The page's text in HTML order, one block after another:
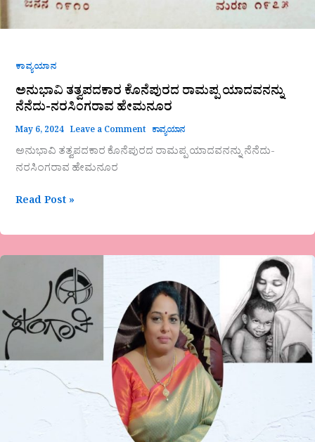
ಕಾವ್ಯಯಾನ
ಅನುಭಾವಿ ತತ್ವಪದಕಾರ ಕೊನೆಪುರದ ರಾಮಪ್ಪ ಯಾದವನನ್ನು
ನೆನೆದು-ನರಸಿಂಗರಾವ ಹೇಮನೂರ
May 6, 2024 Leave a Comment ಕಾವ್ಯಯಾನ
ಅನುಭಾವಿ ತತ್ವಪದಕಾರ ಕೊನೆಪುರದ ರಾಮಪ್ಪ ಯಾದವನನ್ನು ನೆನೆದು-
ನರಸಿಂಗರಾವ ಹೇಮನೂರ
Read Post »